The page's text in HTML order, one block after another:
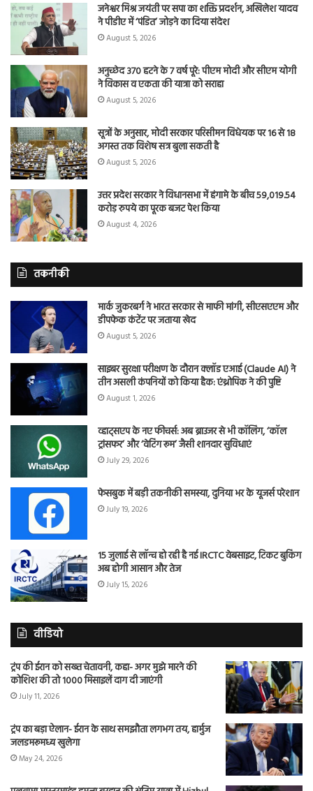
जनेश्वर मिश्र जयंती पर सपा का शक्ति प्रदर्शन, अखिलेश यादव
ने पीडीए में ‘पंडित’ जोड़ने का दिया संदेश
August 5, 2026
अनुच्छेद 370 हटने के 7 वर्ष पूरे: पीएम मोदी और सीएम योगी
ने विकास व एकता की यात्रा को सराहा
August 5, 2026
सूत्रों के अनुसार, मोदी सरकार परिसीमन विधेयक पर 16 से 18
अगस्त तक विशेष सत्र बुला सकती है
August 5, 2026
उत्तर प्रदेश सरकार ने विधानसभा में हंगामे के बीच 59,019.54
करोड़ रुपये का पूरक बजट पेश किया
August 4, 2026
तकनीकी
मार्क जुकरबर्ग ने भारत सरकार से माफी मांगी, सीएसएएम और
डीपफेक कंटेंट पर जताया खेद
August 5, 2026
साइबर सुरक्षा परीक्षण के दौरान क्लॉड एआई (Claude AI) ने
तीन असली कंपनियों को किया हैक: एंथ्रोपिक ने की पुष्टि
August 1, 2026
व्हाट्सएप के नए फीचर्स: अब ब्राउजर से भी कॉलिंग, ‘कॉल
ट्रांसफर’ और ‘वेटिंग रूम’ जैसी शानदार सुविधाएं
July 29, 2026
फेसबुक में बड़ी तकनीकी समस्या, दुनिया भर के यूजर्स परेशान
July 19, 2026
15 जुलाई से लॉन्च हो रही है नई IRCTC वेबसाइट, टिकट बुकिंग
अब होगी आसान और तेज
July 15, 2026
वीडियो
ट्रंप की ईरान को सख्त चेतावनी, कहा- अगर मुझे मारने की
कोशिश की तो 1000 मिसाइलें दाग दी जाएंगी
July 11, 2026
ट्रंप का बड़ा ऐलान- ईरान के साथ समझौता लगभग तय, हार्मुज
जलडमरूमध्य खुलेगा
May 24, 2026